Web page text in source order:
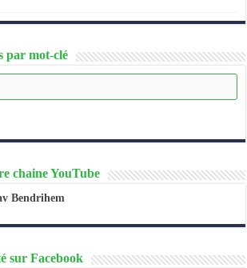
par mot-clé
chaine YouTube
Bendrihem
sur Facebook